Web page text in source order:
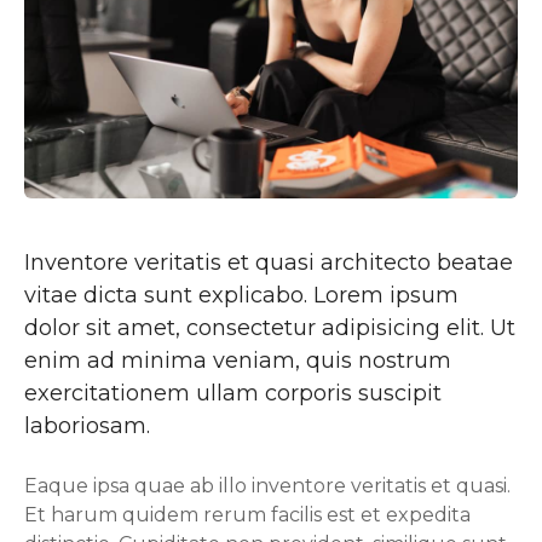
Inventore veritatis et quasi architecto beatae
vitae dicta sunt explicabo. Lorem ipsum
dolor sit amet, consectetur adipisicing elit. Ut
enim ad minima veniam, quis nostrum
exercitationem ullam corporis suscipit
laboriosam.
Eaque ipsa quae ab illo inventore veritatis et quasi.
Et harum quidem rerum facilis est et expedita